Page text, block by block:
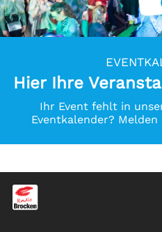
Hier Ihre
Ihr Event fehlt in
Eventkalender?